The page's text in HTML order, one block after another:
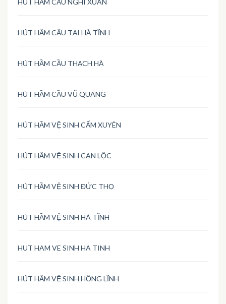
HÚT HẦM CẦU TẠI HÀ TĨNH
HÚT HẦM CẦU THẠCH HÀ
HÚT HẦM CẦU VŨ QUANG
HÚT HẦM VỆ SINH CẨM XUYÊN
HÚT HẦM VỆ SINH CAN LỘC
HÚT HẦM VỆ SINH ĐỨC THỌ
HÚT HẦM VỆ SINH HÀ TĨNH
HUT HAM VE SINH HA TINH
HÚT HẦM VỆ SINH HỒNG LĨNH